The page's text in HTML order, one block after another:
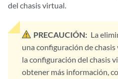
del chasis virtual.
PRECAUCIÓN: La
una configuración de
la configuración del chasis
obtener más información,